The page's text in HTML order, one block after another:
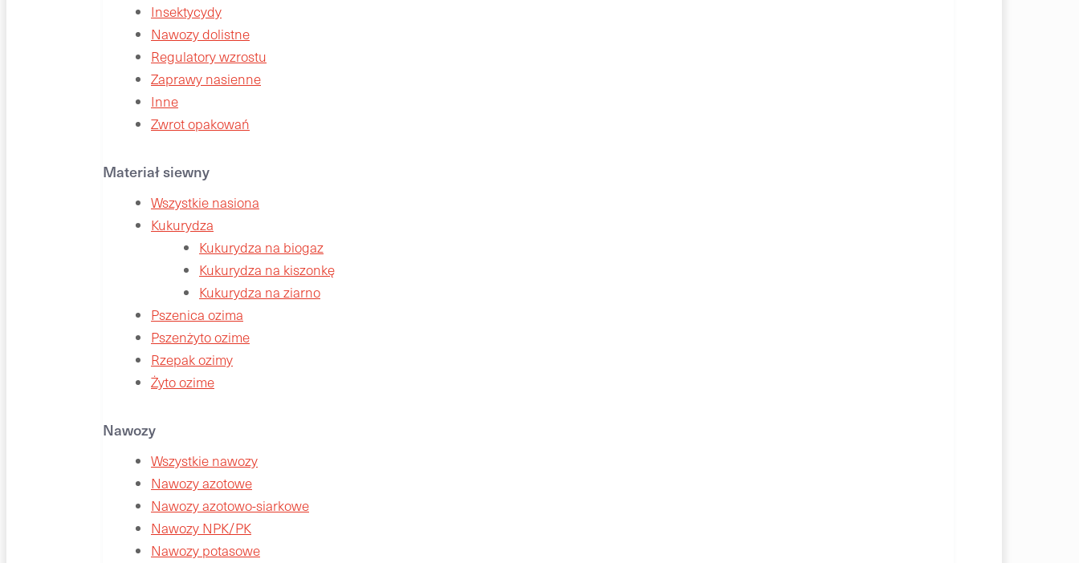
Insektycydy
Nawozy dolistne
Regulatory wzrostu
Zaprawy nasienne
Inne
Zwrot opakowań
Materiał siewny
Wszystkie nasiona
Kukurydza
Kukurydza na biogaz
Kukurydza na kiszonkę
Kukurydza na ziarno
Pszenica ozima
Pszenżyto ozime
Rzepak ozimy
Żyto ozime
Nawozy
Wszystkie nawozy
Nawozy azotowe
Nawozy azotowo-siarkowe
Nawozy NPK/PK
Nawozy potasowe